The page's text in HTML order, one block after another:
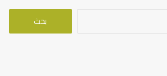
البحث